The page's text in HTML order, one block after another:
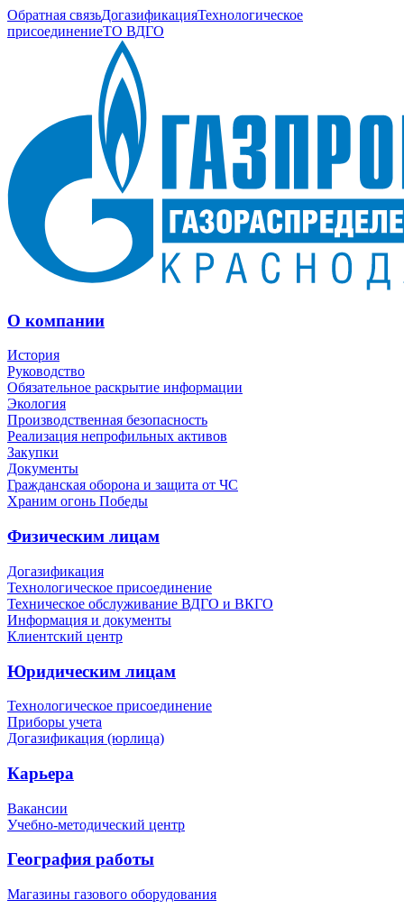
Обратная связьДогазификацияТехнологическое
присоединениеТО ВДГО
О компании
История
Руководство
Обязательное раскрытие информации
Экология
Производственная безопасность
Реализация непрофильных активов
Закупки
Документы
Гражданская оборона и защита от ЧС
Храним огонь Победы
Физическим лицам
Догазификация
Технологическое присоединение
Техническое обслуживание ВДГО и ВКГО
Информация и документы
Клиентский центр
Юридическим лицам
Технологическое присоединение
Приборы учета
Догазификация (юрлица)
Карьера
Вакансии
Учебно-методический центр
География работы
Магазины газового оборудования